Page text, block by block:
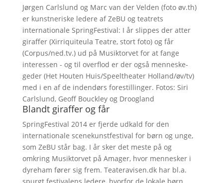
Jørgen Carlslund og Marc van der Velden (foto øv.th)
er kunstneriske ledere af ZeBU og teatrets
internationale SpringFestival: I år slippes der atter
giraffer (Xirriquiteula Teatre, stort foto) og får
(Corpus/ned.tv.) ud på Musiktorvet for at fange
interessen - og til overflod er der også menneske-
geder (Het Houten Huis/Speeltheater Holland/øv/tv)
med i en af de indendørs forestillinger. Fotos: Siri
Carlslund, Geoff Bouckley og Droogland
Blandt giraffer og får
SpringFestival 2014 er fjerde udkald for den
internationale scenekunstfestival for børn og unge,
som ZeBU står bag. I år sker det meste på og
omkring Musiktorvet på Amager, hvor mennesker i
dyreham fører sig frem. Teateravisen.dk har bl.a.